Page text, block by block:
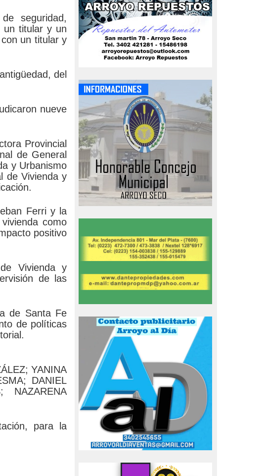
seguridad,
un titular y un
un titular y
del
nueve
Provincial
de General
y Urbanismo
de Vivienda y
Ferri y la
como
positivo
Vivienda y
de las
de Santa Fe
de políticas
YANINA
DANIEL
NAZARENA
para la